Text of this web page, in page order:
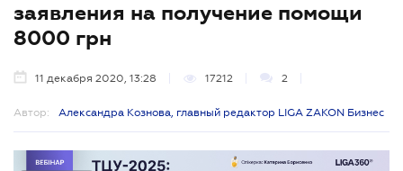
заявления на получение помощи
8000 грн
11 декабря 2020, 13:28 17212 2
Автор: Александра Кознова, главный редактор LIGA ZAKON Бизнес